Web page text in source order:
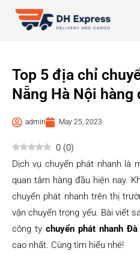
Top 5 địa chỉ
Nẵng Hà Nội hàng
admin May 25, 2023
0 (0)
Dịch vụ chuyển phát nhanh là
quan tâm hàng đầu hiện nay.
chuyển phát nhanh trên thị
vận chuyển trọng yếu. Bài viết
công ty chuyển phát nhanh
cao nhất. Cùng tìm hiểu nhé!